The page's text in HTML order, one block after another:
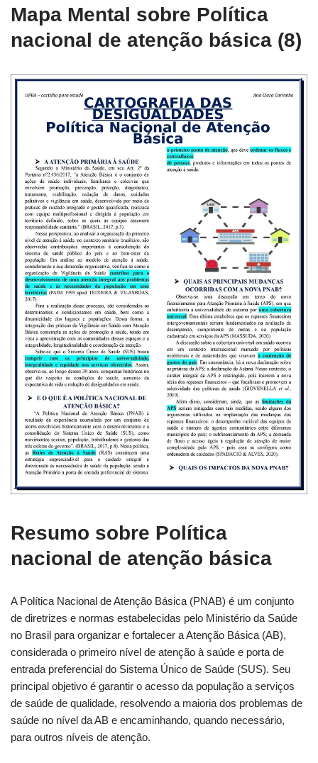
Mapa Mental sobre Política
nacional de atenção básica (8)
Resumo sobre Política
nacional de atenção básica
A Política Nacional de Atenção Básica (PNAB) é um conjunto
de diretrizes e normas estabelecidas pelo Ministério da Saúde
no Brasil para organizar e fortalecer a Atenção Básica (AB),
considerada o primeiro nível de atenção à saúde e porta de
entrada preferencial do Sistema Único de Saúde (SUS). Seu
principal objetivo é garantir o acesso da população a serviços
de saúde de qualidade, resolvendo a maioria dos problemas de
saúde no nível da AB e encaminhando, quando necessário,
para outros níveis de atenção.